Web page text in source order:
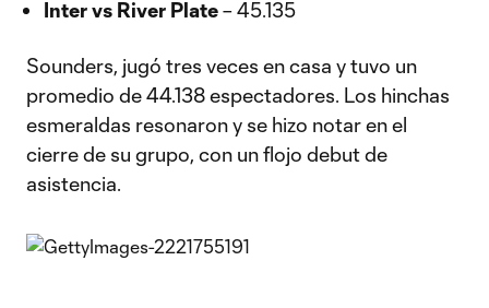
Inter vs River Plate– 45.135
Sounders, jugó tres veces en casa y tuvo un
promedio de 44.138 espectadores. Los hinchas
esmeraldas resonaron y se hizo notar en el
cierre de su grupo, con un flojo debut de
asistencia.